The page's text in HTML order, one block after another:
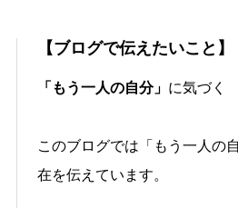
【ブログで伝えたいこと】
「もう一人の自分」 に気づく
このブログでは「もう一人の
在を伝えています。